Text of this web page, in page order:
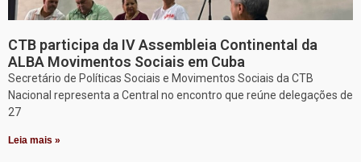
CTB participa da IV Assembleia Continental da
ALBA Movimentos Sociais em Cuba
Secretário de Políticas Sociais e Movimentos Sociais da CTB
Nacional representa a Central no encontro que reúne delegações de
27
Leia mais »